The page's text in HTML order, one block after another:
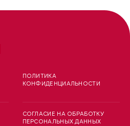
ПОЛИТИКА
КОНФИДЕНЦИАЛЬНОСТИ
СОГЛАСИЕ НА ОБРАБОТКУ
ПЕРСОНАЛЬНЫХ ДАННЫХ